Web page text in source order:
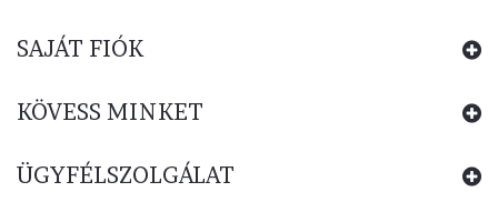
SAJÁT FIÓK
KÖVESS MINKET
ÜGYFÉLSZOLGÁLAT